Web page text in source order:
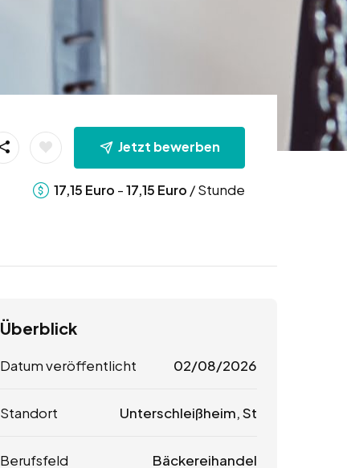
Jetzt bewerben
17,15 Euro -17,15 Euro / Stunde
Überblick
Datum veröffentlicht 02/08/2026
Standort Unterschleißheim, St
Berufsfeld Bäckereihandel